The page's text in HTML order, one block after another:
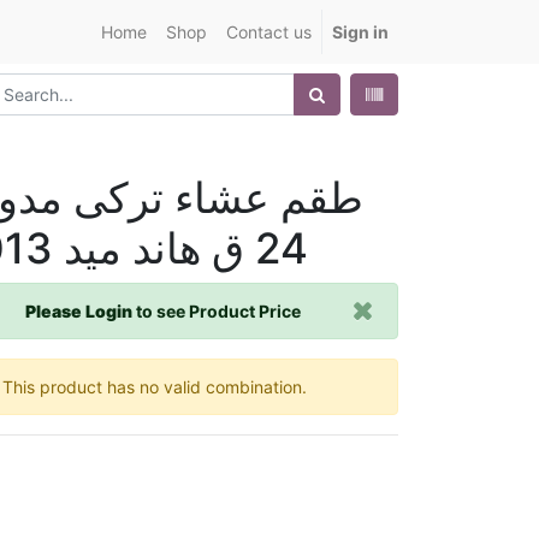
Home Shop Contact us Sign in
طقم عشاء تركى
24 ق هاند ميد 013
Please Loginto see Product Price
This product has no valid combination.